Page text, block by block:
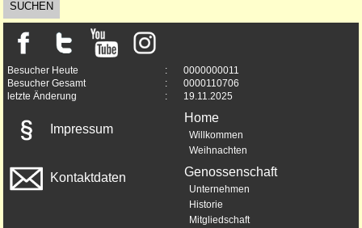
Besucher Heute :
0000000011
Besucher Gesamt
:
0000110706
letzte Änderung
: 19.11.2025
Impressum
Kontaktdaten
Home
Willkommen
Weihnachten
Genossenschaft
Unternehmen
Historie
Mitgliedschaft